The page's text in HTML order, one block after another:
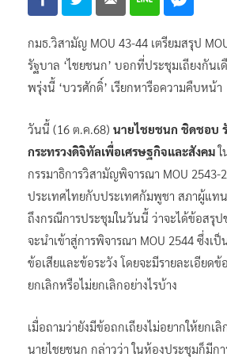
กมธ.วิสามัญ MOU 43-44 เตรียมสรุป
รัฐบาล ‘ไชยชนก’ บอกที่ประชุมเถียงกันเ
พรุ่งนี้ ‘บวรศักดิ์’ เรียกหารือความคืบหน้า
วันนี้ (16 ต.ค.68) นายไชยชนก ชิดชอบ
กระทรวงดิจิทัลเพื่อเศรษฐกิจและสังคมใ
กรรมาธิการวิสามัญพิจารณา MOU 2543-
ประเทศไทยกับประเทศกัมพูชา สภาผู้แท
ถึงกรณีการประชุมในวันนี้ ว่าจะได้ข้อสรุป
จะนำเข้าสู่การพิจารณา MOU 2544 ซึ่งเป็
ข้อเสียและข้อระวัง โดยจะมีรายละเอียดข้
ยกเลิกหรือไม่ยกเลิกอย่างไรบ้าง
เมื่อถามว่ายังมีข้อถกเถียงไม่อยากให้ยกเ
นายไชยชนก กล่าวว่า ในห้องประชุมก็มีกา